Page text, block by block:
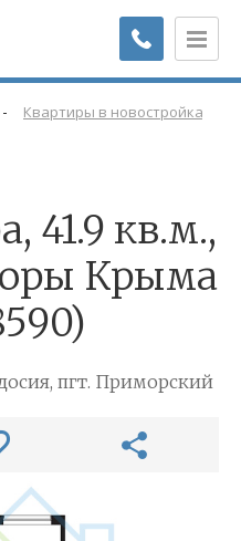
- Квартиры в новостройках
41.9 кв.м.,
Крыма
пгт. Приморский